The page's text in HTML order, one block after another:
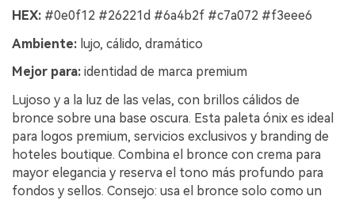
HEX: #0e0f12 #26221d #6a4b2f #c7a072 #f3eee6
Ambiente: lujo, cálido, dramático
Mejor para: identidad de marca premium
Lujoso y a la luz de las velas, con brillos cálidos de
bronce sobre una base oscura. Esta paleta ónix es ideal
para logos premium, servicios exclusivos y branding de
hoteles boutique. Combina el bronce con crema para
mayor elegancia y reserva el tono más profundo para
fondos y sellos. Consejo: usa el bronce solo como un